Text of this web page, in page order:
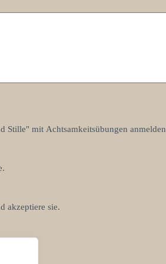
Stille" mit Achtsamkeitsübungen anmelden
akzeptiere sie.